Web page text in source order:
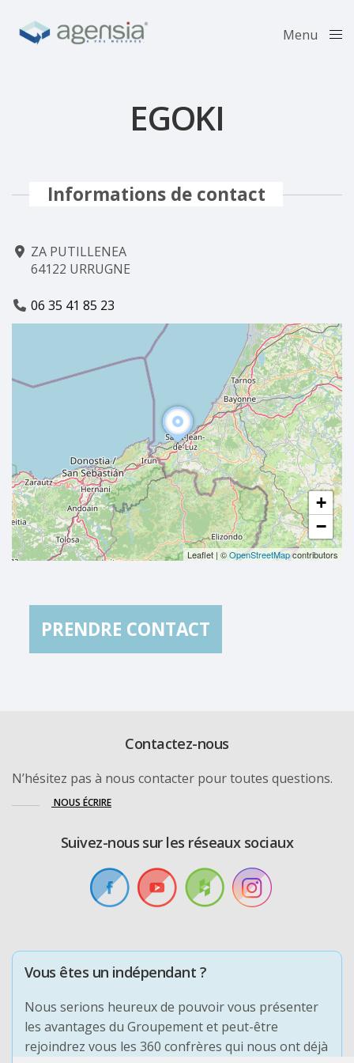
Menu
EGOKI
Informations de contact
ZA PUTILLENEA
64122 URRUGNE
06 35 41 85 23
+
−
Leaflet | ©OpenStreetMapcontributors
PRENDRE CONTACT
Contactez-nous
N’hésitez pas à nous contacter pour toutes questions.
NOUS ÉCRIRE
Suivez-nous sur les réseaux sociaux
Vous êtes un indépendant ?
Nous serions heureux de pouvoir vous présenter
les avantages du Groupement et peut-être
rejoindrez vous les 360 confrères qui nous ont déjà